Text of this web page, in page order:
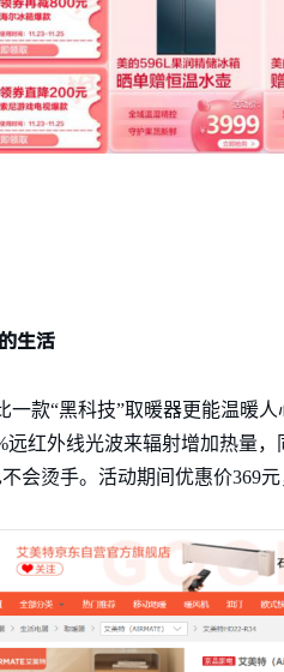
生活
一款“黑科技”取暖器更能温暖
红外线光波来辐射增加热量
会烫手。活动期间优惠价369元